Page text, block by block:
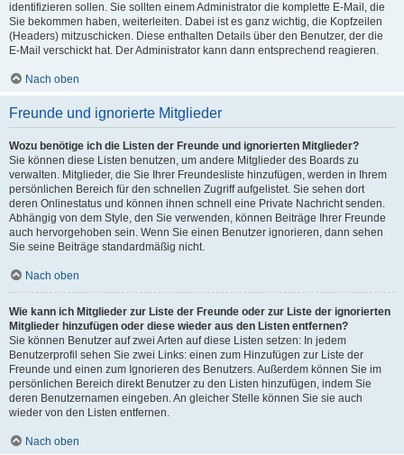
identifizieren sollen. Sie sollten einem Administrator die komplette E-Mail, die
Sie bekommen haben, weiterleiten. Dabei ist es ganz wichtig, die Kopfzeilen
(Headers) mitzuschicken. Diese enthalten Details über den Benutzer, der die
E-Mail verschickt hat. Der Administrator kann dann entsprechend reagieren.
Nach oben
Freunde und ignorierte Mitglieder
Wozu benötige ich die Listen der Freunde und ignorierten Mitglieder?
Sie können diese Listen benutzen, um andere Mitglieder des Boards zu
verwalten. Mitglieder, die Sie Ihrer Freundesliste hinzufügen, werden in Ihrem
persönlichen Bereich für den schnellen Zugriff aufgelistet. Sie sehen dort
deren Onlinestatus und können ihnen schnell eine Private Nachricht senden.
Abhängig von dem Style, den Sie verwenden, können Beiträge Ihrer Freunde
auch hervorgehoben sein. Wenn Sie einen Benutzer ignorieren, dann sehen
Sie seine Beiträge standardmäßig nicht.
Nach oben
Wie kann ich Mitglieder zur Liste der Freunde oder zur Liste der ignorierten
Mitglieder hinzufügen oder diese wieder aus den Listen entfernen?
Sie können Benutzer auf zwei Arten auf diese Listen setzen: In jedem
Benutzerprofil sehen Sie zwei Links: einen zum Hinzufügen zur Liste der
Freunde und einen zum Ignorieren des Benutzers. Außerdem können Sie im
persönlichen Bereich direkt Benutzer zu den Listen hinzufügen, indem Sie
deren Benutzernamen eingeben. An gleicher Stelle können Sie sie auch
wieder von den Listen entfernen.
Nach oben